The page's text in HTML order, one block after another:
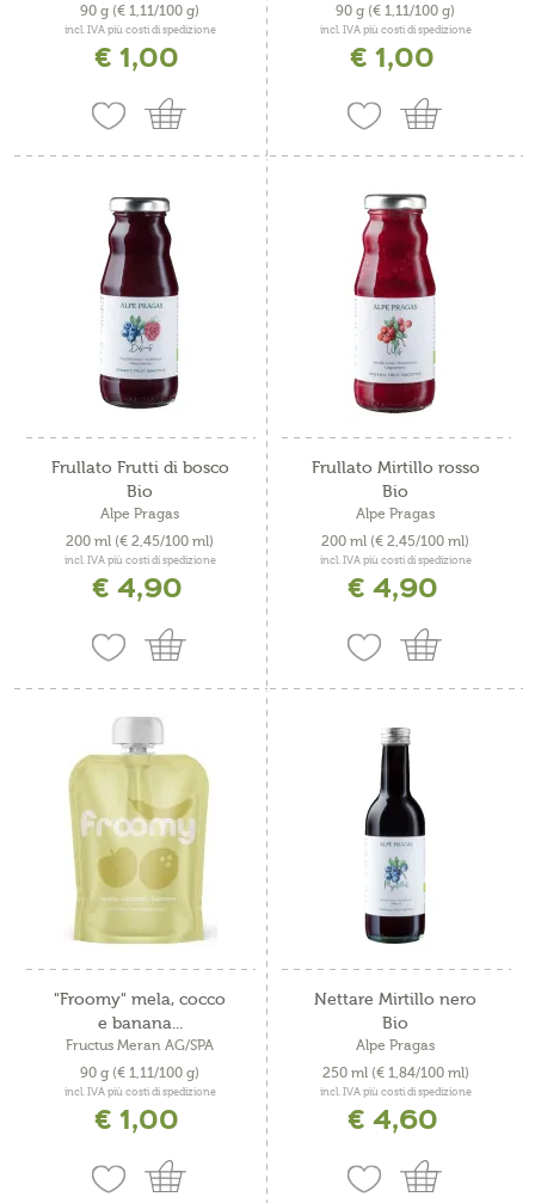
90 g (€ 1,11/100 g)
incl. IVA più costi di spedizione
€ 1,00
90 g (€ 1,11/100 g)
incl. IVA più costi di spedizione
€ 1,00
Frullato Frutti di bosco
Bio
Alpe Pragas
200 ml (€ 2,45/100 ml)
incl. IVA più costi di spedizione
€ 4,90
Frullato Mirtillo rosso
Bio
Alpe Pragas
200 ml (€ 2,45/100 ml)
incl. IVA più costi di spedizione
€ 4,90
"Froomy" mela, cocco
e banana...
Fructus Meran AG/SPA
90 g (€ 1,11/100 g)
incl. IVA più costi di spedizione
€ 1,00
Nettare Mirtillo nero
Bio
Alpe Pragas
250 ml (€ 1,84/100 ml)
incl. IVA più costi di spedizione
€ 4,60